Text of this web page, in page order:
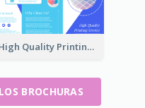
High Quality Printing Service Brochure
BROCHURAS